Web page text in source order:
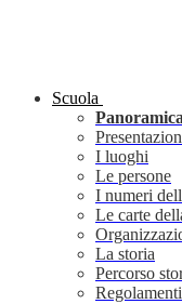
Scuola
Panoramica
I luoghi
Le persone
I numeri
Le carte
La storia
Percorso